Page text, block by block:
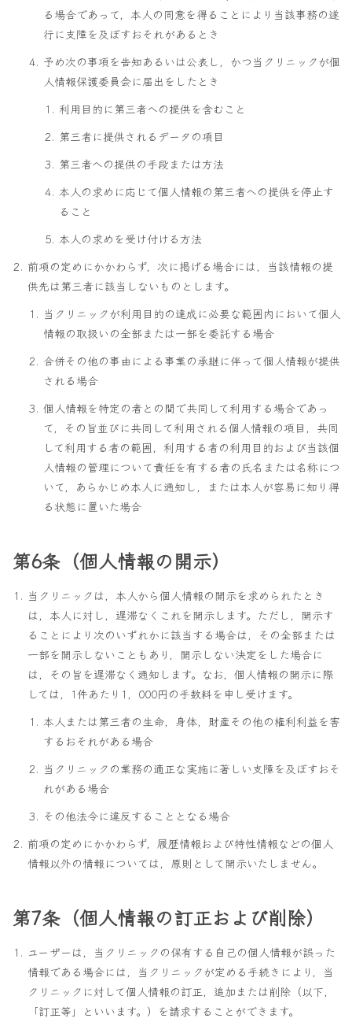
る場合であって，本人の同意を得ることにより当該事務の遂
行に支障を及ぼすおそれがあるとき
予め次の事項を告知あるいは公表し，かつ当クリニックが個
人情報保護委員会に届出をしたとき
利用目的に第三者への提供を含むこと
第三者に提供されるデータの項目
第三者への提供の手段または方法
本人の求めに応じて個人情報の第三者への提供を停止す
ること
本人の求めを受け付ける方法
前項の定めにかかわらず，次に掲げる場合には，当該情報の提
供先は第三者に該当しないものとします。
当クリニックが利用目的の達成に必要な範囲内において個人
情報の取扱いの全部または一部を委託する場合
合併その他の事由による事業の承継に伴って個人情報が提供
される場合
個人情報を特定の者との間で共同して利用する場合であっ
て，その旨並びに共同して利用される個人情報の項目，共同
して利用する者の範囲，利用する者の利用目的および当該個
人情報の管理について責任を有する者の氏名または名称につ
いて，あらかじめ本人に通知し，または本人が容易に知り得
る状態に置いた場合
第6条（個人情報の開示）
当クリニックは，本人から個人情報の開示を求められたとき
は，本人に対し，遅滞なくこれを開示します。ただし，開示す
ることにより次のいずれかに該当する場合は，その全部または
一部を開示しないこともあり，開示しない決定をした場合に
は，その旨を遅滞なく通知します。なお，個人情報の開示に際
しては，1件あたり1，000円の手数料を申し受けます。
本人または第三者の生命，身体，財産その他の権利利益を害
するおそれがある場合
当クリニックの業務の適正な実施に著しい支障を及ぼすおそ
れがある場合
その他法令に違反することとなる場合
前項の定めにかかわらず，履歴情報および特性情報などの個人
情報以外の情報については，原則として開示いたしません。
第7条（個人情報の訂正および削除）
ユーザーは，当クリニックの保有する自己の個人情報が誤った
情報である場合には，当クリニックが定める手続きにより，当
クリニックに対して個人情報の訂正，追加または削除（以下，
「訂正等」といいます。）を請求することができます。